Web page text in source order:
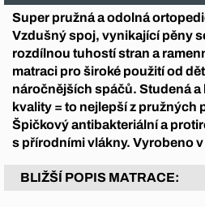
Super pružná a odolná
Vzdušný spoj, vynikající pěny
rozdílnou tuhostí stran a
matraci pro široké použití od
náročnějších spáčů. Studená
kvality = to nejlepší z pružných
Špičkový antibakteriální a
s přírodními vlákny. Vyrobeno
BLIŽŠÍ POPIS MATRACE: